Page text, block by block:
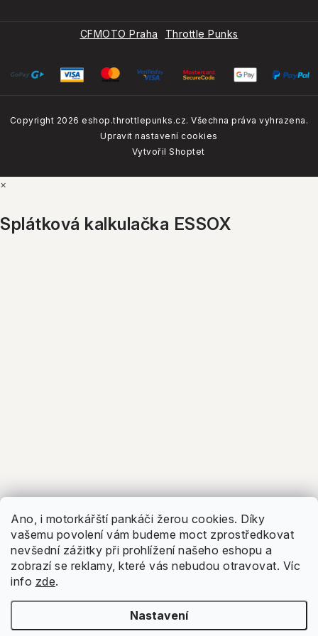
Ano, i motorkářští pankáči žerou cookies. Díky
vašemu povolení vám budeme moct zprostředkovat
nevšední zážitky při prohlížení našeho eshopu a
zobrazí se reklamy, které vás nebudou otravovat. Víc
info zde.
Nastavení
25.3.2026Jak nás hodnotí naši zákazníci?
4.8 Google
Zobrazit recenze
CFMOTO Praha Throttle Punks
Vytvořil Shoptet
Copyright 2026 eshop.throttlepunks.cz. Všechna práva vyhrazena.
Upravit nastavení cookies
×
Splátková kalkulačka ESSOX